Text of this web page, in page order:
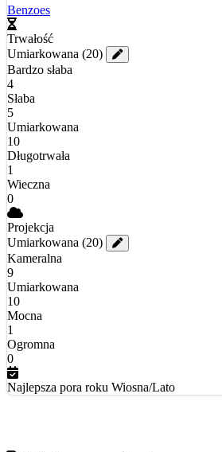
Benzoes
Trwałość
Umiarkowana (20)
Bardzo słaba
4
Słaba
5
Umiarkowana
10
Długotrwała
1
Wieczna
0
Projekcja
Umiarkowana (20)
Kameralna
9
Umiarkowana
10
Mocna
1
Ogromna
0
Najlepsza pora roku Wiosna/Lato